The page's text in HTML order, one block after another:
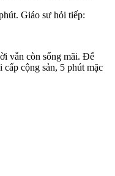
Giáo sư hỏi tiếp:
vẫn còn sống mãi. Ðể
cộn‌g sả‌n, 5 phút mặc